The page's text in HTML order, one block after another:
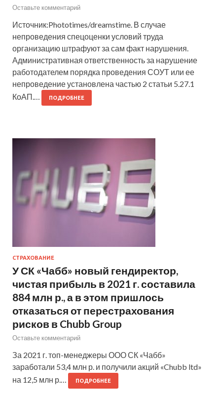
Оставьте комментарий
Источник:Phototimes/dreamstime. В случае
непроведения спецоценки условий труда
организацию штрафуют за сам факт нарушения.
Административная ответственность за нарушение
работодателем порядка проведения СОУТ или ее
непроведение установлена частью 2 статьи 5.27.1
КоАП.…
ПОДРОБНЕЕ
СТРАХОВАНИЕ
У СК «Чабб» новый гендиректор,
чистая прибыль в 2021 г. составила
884 млн р., а в этом пришлось
отказаться от перестрахования
рисков в Chubb Group
Оставьте комментарий
За 2021 г. топ-менеджеры ООО СК «Чабб»
заработали 53,4 млн р. и получили акций «Chubb ltd»
на 12,5 млн р.…
ПОДРОБНЕЕ